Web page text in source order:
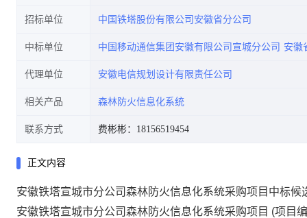
招标单位 中国铁塔股份有限公司安徽省分公司
中标单位 中国移动通信集团安徽有限公司宣城分公司 安徽
代理单位 安徽电信规划设计有限责任公司
相关产品 森林防火信息化系统
联系方式 费彬彬：18156519454
正文内容
安徽铁塔宣城市分公司森林防火信息化系统采购项目中标候
安徽铁塔宣城市分公司森林防火信息化系统采购项目 (项目